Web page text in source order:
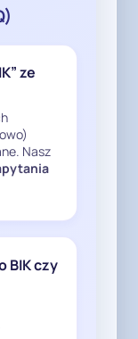
jako
że
ze
Nasz
BIK czy